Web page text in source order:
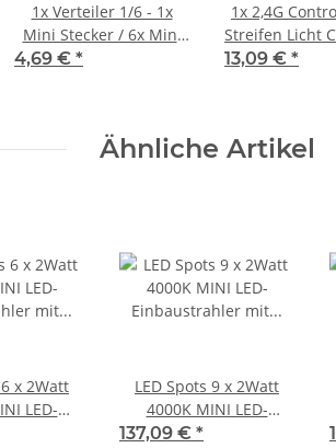
1x Verteiler 1/6 - 1x
Mini Stecker / 6x Mini
Buchse
4,69 € *
1x 2,4G
Streifen Licht
(Eine
13,09 € *
Ähnliche Artikel
x 2Watt
LED-
mit Wifi
LED Spots 9 x 2Watt
4000K MINI LED-
Einbaustrahler mit Wifi
137,09 € *